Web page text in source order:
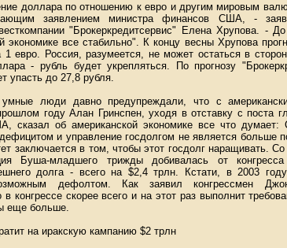
доллара по отношению к евро и другим мировым
заявлением министра финансов США, -
"Брокеркредитсервис" Елена Хрупова. -
экономике все стабильно". К концу весны Хрупова
1 евро. Россия, разумеется, не может остаться в
- рубль будет укрепляться. По прогнозу
упасть до 27,8 рубля.
люди давно предупреждали, что с
году Алан Гринспен, уходя в отставку с поста
сказал об американской экономике все что думает:
и управление госдолгом не является больше
заключается в том, чтобы этот госдолг наращивать.
Буша-младшего трижды добивалась от
долга - всего на $2,4 трлн. Кстати, в 2003 году
дефолтом. Как заявил конгрессмен Джон
конгрессе скорее всего и на этот раз выполнит
еще больше.
на иракскую кампанию $2 трлн